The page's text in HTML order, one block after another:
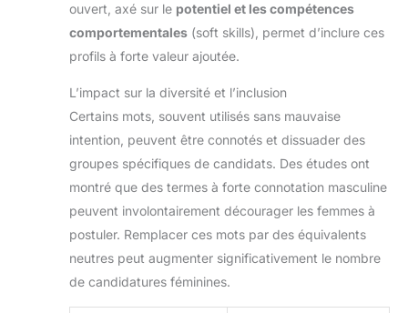
ouvert, axé sur le potentiel et les compétences
comportementales (soft skills), permet d’inclure ces
profils à forte valeur ajoutée.
L’impact sur la diversité et l’inclusion
Certains mots, souvent utilisés sans mauvaise
intention, peuvent être connotés et dissuader des
groupes spécifiques de candidats. Des études ont
montré que des termes à forte connotation masculine
peuvent involontairement décourager les femmes à
postuler. Remplacer ces mots par des équivalents
neutres peut augmenter significativement le nombre
de candidatures féminines.